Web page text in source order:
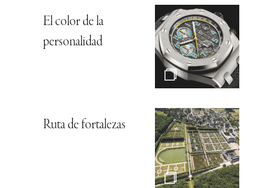
El color de la
personalidad
Ruta de fortalezas